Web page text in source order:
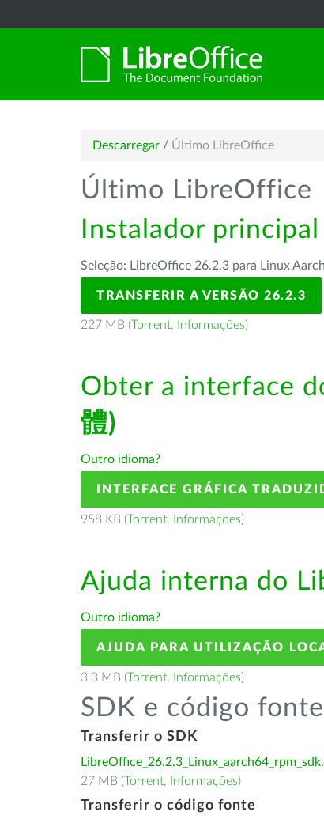
Descarregar / Último LibreOffice
Último LibreOffice
Instalador principal
Seleção: LibreOffice 26.2.3 para Linux
TRANSFERIR A VERSÃO 26.2.3
227 MB (Torrent, Informações)
Obter a interface
體)
Outro idioma?
INTERFACE GRÁFICA
958 KB (Torrent, Informações)
Ajuda interna do
Outro idioma?
AJUDA PARA UTILIZAÇÃO
3.3 MB (Torrent, Informações)
SDK e código fonte
Transferir o SDK
27 MB (Torrent, Informações)
Transferir o código fonte